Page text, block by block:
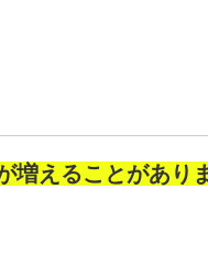
増えることがあり